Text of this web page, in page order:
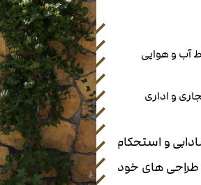
آب و هوایی
و اداری
و استحکام
طراحی های خود